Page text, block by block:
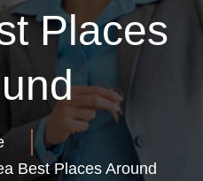
Places
Best Places Around